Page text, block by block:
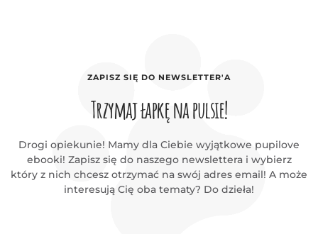
ZAPISZ SIĘ DO NEWSLETTER'A
Trzymaj łapkę na pulsie!
Drogi opiekunie! Mamy dla Ciebie wyjątkowe pupilove
ebooki! Zapisz się do naszego newslettera i wybierz
który z nich chcesz otrzymać na swój adres email! A może
interesują Cię oba tematy? Do dzieła!